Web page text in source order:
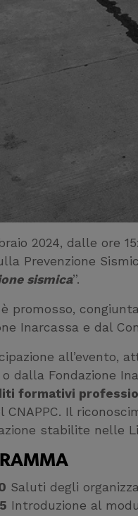
2024, dalle ore
Prevenzione
sismica”.
è promosso,
Inarcassa e dal
all’evento,
o dalla Fondazione
formativi
CNAPPC. Il
stabilite nelle
Saluti degli
Introduzione al